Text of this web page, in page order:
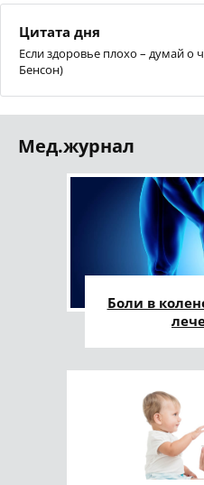
Цитата дня
Если здоровье плохо – думай о
Бенсон)
Мед.журнал
Боли в